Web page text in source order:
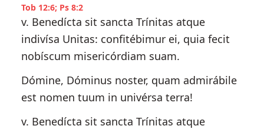
Tob 12:6; Ps 8:2
v. Benedícta sit sancta Trínitas atque
indivísa Unitas: confitébimur ei, quia fecit
nobíscum misericórdiam suam.
Dómine, Dóminus noster, quam admirábile
est nomen tuum in univérsa terra!
v. Benedícta sit sancta Trínitas atque